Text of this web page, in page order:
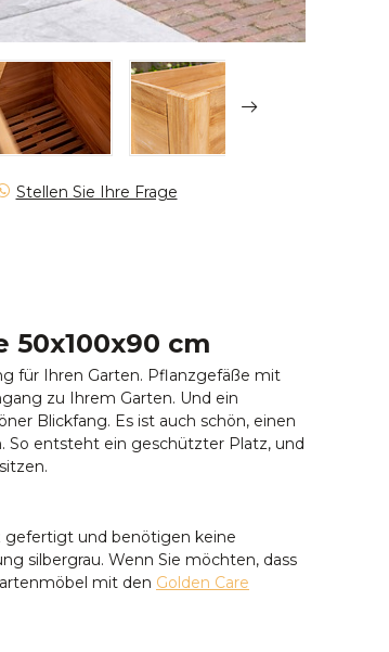
Stellen Sie Ihre Frage
cm
für Ihren Garten. Pflanzgefäße mit
zu Ihrem Garten. Und ein
Blickfang. Es ist auch schön, einen
So entsteht ein geschützter Platz, und
gefertigt und benötigen keine
silbergrau. Wenn Sie möchten, dass
mit den Golden Care